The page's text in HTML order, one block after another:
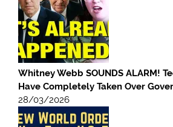
Whitney Webb SOUNDS ALARM!
Have Completely Taken Over
28/03/2026